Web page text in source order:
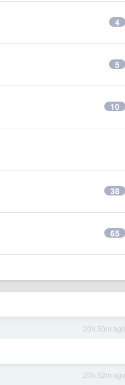
4
5
10
38
65
20h 50m ago
20h 52m ago